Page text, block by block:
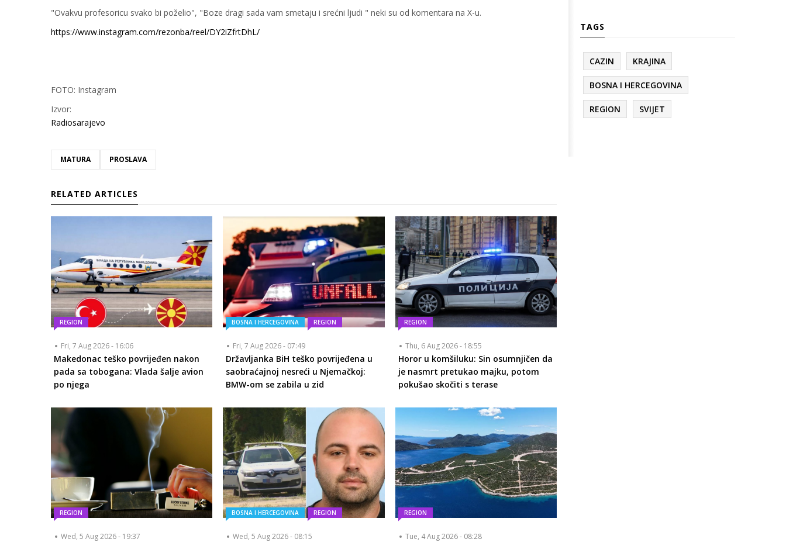
"Ovakvu profesoricu svako bi poželio", "Boze dragi sada vam smetaju i srećni ljudi " neki su od komentara na X-u.
https://www.instagram.com/rezonba/reel/DY2iZfrtDhL/
FOTO: Instagram
Izvor:
Radiosarajevo
MATURA PROSLAVA
RELATED ARTICLES
REGION
Fri, 7 Aug 2026 - 16:06
Makedonac teško povrijeđen nakon
pada sa tobogana: Vlada šalje avion
po njega
BOSNA I HERCEGOVINA REGION
Fri, 7 Aug 2026 - 07:49
Državljanka BiH teško povrijeđena u
saobraćajnoj nesreći u Njemačkoj:
BMW-om se zabila u zid
REGION
Thu, 6 Aug 2026 - 18:55
Horor u komšiluku: Sin osumnjičen da
je nasmrt pretukao majku, potom
pokušao skočiti s terase
REGION
Wed, 5 Aug 2026 - 19:37
BOSNA I HERCEGOVINA REGION
Wed, 5 Aug 2026 - 08:15
REGION
Tue, 4 Aug 2026 - 08:28
TAGS
CAZIN KRAJINA
BOSNA I HERCEGOVINA
REGION SVIJET